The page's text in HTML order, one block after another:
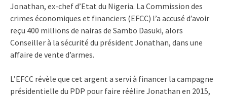
Jonathan, ex-chef d’Etat du Nigeria. La Commission des
crimes économiques et financiers (EFCC) l’a accusé d’avoir
reçu 400 millions de nairas de Sambo Dasuki, alors
Conseiller à la sécurité du président Jonathan, dans une
affaire de vente d’armes.
L’EFCC révèle que cet argent a servi à financer la campagne
présidentielle du PDP pour faire réélire Jonathan en 2015,